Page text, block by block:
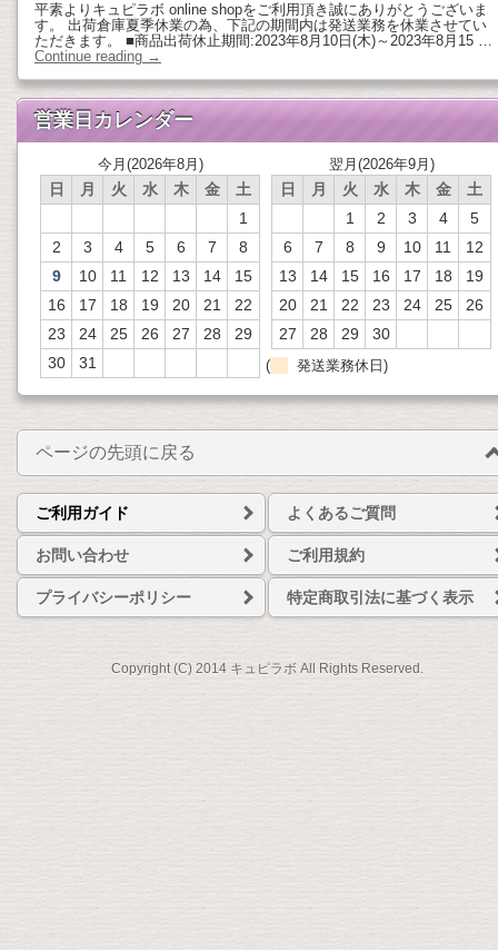
平素よりキュピラボ online shopをご利用頂き誠にありがとうございま
す。 出荷倉庫夏季休業の為、下記の期間内は発送業務を休業させてい
ただきます。 ■商品出荷休止期間:2023年8月10日(木)～2023年8月15 …
Continue reading →
営業日カレンダー
今月(2026年8月)
日 月 火 水 木 金
土
1
2
3 4 5 6 7
8
9
10 11 12 13 14
15
16
17 18 19 20 21
22
23
24 25 26 27 28
29
30
31
翌月(2026年9月)
日 月 火 水 木 金
土
1
2 3 4
5
6
7 8 9 10 11
12
13
14 15 16 17 18
19
20
21 22 23 24 25
26
27
28 29 30
( 発送業務休日)
ページの先頭に戻る
ご利用ガイド よくあるご質問
お問い合わせ ご利用規約
プライバシーポリシー 特定商取引法に基づく表示
Copyright (C) 2014 キュピラボ All Rights Reserved.